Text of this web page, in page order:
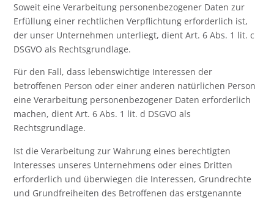
Soweit eine Verarbeitung personenbezogener Daten zur
Erfüllung einer rechtlichen Verpflichtung erforderlich ist,
der unser Unternehmen unterliegt, dient Art. 6 Abs. 1 lit. c
DSGVO als Rechtsgrundlage.
Für den Fall, dass lebenswichtige Interessen der
betroffenen Person oder einer anderen natürlichen Person
eine Verarbeitung personenbezogener Daten erforderlich
machen, dient Art. 6 Abs. 1 lit. d DSGVO als
Rechtsgrundlage.
Ist die Verarbeitung zur Wahrung eines berechtigten
Interesses unseres Unternehmens oder eines Dritten
erforderlich und überwiegen die Interessen, Grundrechte
und Grundfreiheiten des Betroffenen das erstgenannte